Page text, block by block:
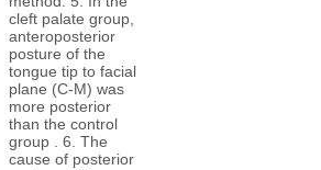
cleft palate group,
anteroposterior
posture of the
tongue tip to facial
plane (C-M) was
more posterior
than the control
group . 6. The
cause of posterior